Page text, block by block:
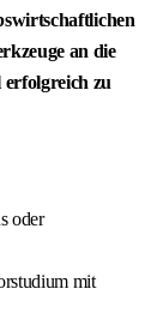
an die
zu
oder
mit